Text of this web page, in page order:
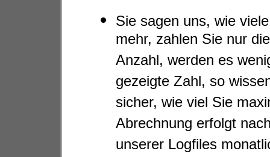
Sie sagen uns, wie
mehr, zahlen Sie nur
Anzahl, werden es
gezeigte Zahl, so
sicher, wie viel Sie
Abrechnung erfolgt
unserer Logfiles